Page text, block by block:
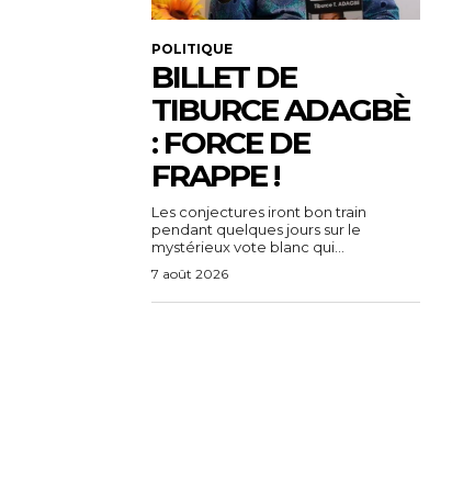
POLITIQUE
BILLET DE
TIBURCE ADAGBÈ
: FORCE DE
FRAPPE !
Les conjectures iront bon train
pendant quelques jours sur le
mystérieux vote blanc qui...
7 août 2026